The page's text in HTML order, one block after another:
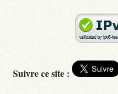
Suivre ce site :